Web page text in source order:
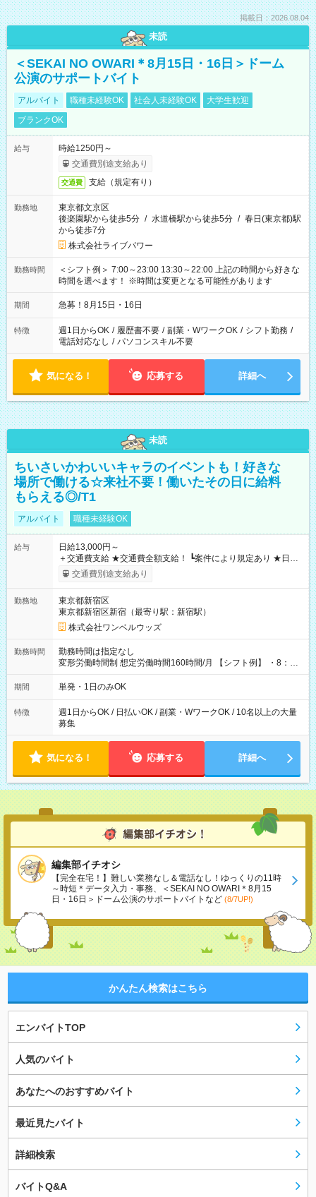
掲載日：2026.08.04
未読
＜SEKAI NO OWARI＊8月15日・16日＞ドーム
公演のサポートバイト
アルバイト 職種未経験OK 社会人未経験OK
大学生歓迎
ブランクOK
給与
時給1250円～
交通費別途支給あり
交通費 支給（規定有り）
勤務地
東京都文京区
後楽園駅から徒歩5分 / 水道橋駅から徒歩5分 / 春日(東京都)駅
から徒歩7分
株式会社ライブパワー
勤務時間
＜シフト例＞ 7:00～23:00 13:30～22:00 上記の時間から好きな
時間を選べます！ ※時間は変更となる可能性があります
期間 急募！8月15日・16日
特徴 週1日からOK / 履歴書不要 / 副業・WワークOK / シフト勤務 /
電話対応なし / パソコンスキル不要
気になる！ 応募する 詳細へ
未読
ちいさいかわいいキャラのイベントも！好きな
場所で働ける☆来社不要！働いたその日に給料
もらえる◎/T1
アルバイト 職種未経験OK
給与
日給13,000円～
＋交通費支給 ★交通費全額支給！ ┗案件により規定あり ★日払
いOK！（規定あり） ┗働いたその日に現金GET♪ お仕事後はコ
ンビニATMから 日払い分を引き落とせます！ 【試用期間】試
交通費別途支給あり
勤務地
東京都新宿区
東京都新宿区新宿（最寄り駅：新宿駅）
株式会社ワンベルウッズ
勤務時間
勤務時間は指定なし
変形労働時間制 想定労働時間160時間/月 【シフト例】 ・8：00
～21：00
期間 単発・1日のみOK
特徴
週1日からOK / 日払いOK / 副業・WワークOK / 10名以上の大量
募集
気になる！ 応募する 詳細へ
編集部イチオシ
【完全在宅！】難しい業務なし＆電話なし！ゆっくりの11時
～時短＊データ入力・事務、＜SEKAI NO OWARI＊8月15
日・16日＞ドーム公演のサポートバイトなど (8/7UP!)
かんたん検索はこちら
エンバイトTOP
人気のバイト
あなたへのおすすめバイト
最近見たバイト
詳細検索
バイトQ&A